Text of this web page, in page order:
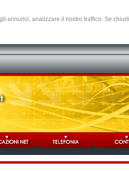
annunci, analizzare il nostro traffico. Se